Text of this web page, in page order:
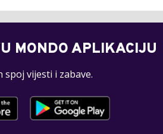
MONDO APLIKACIJU
spoj vijesti i zabave.